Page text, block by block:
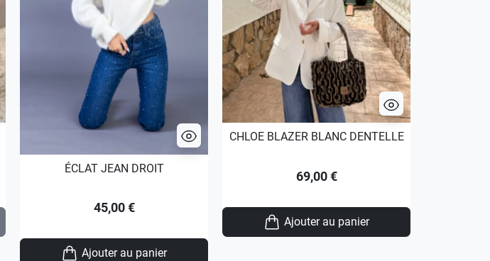
ÉCLAT JEAN DROIT
45,00 €
Ajouter au panier
CHLOE BLAZER BLANC DENTELLE
69,00 €
Ajouter au panier